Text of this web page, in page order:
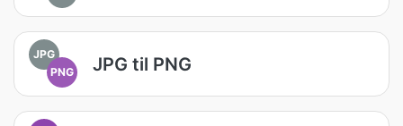
JPG
PNG
JPG til PNG